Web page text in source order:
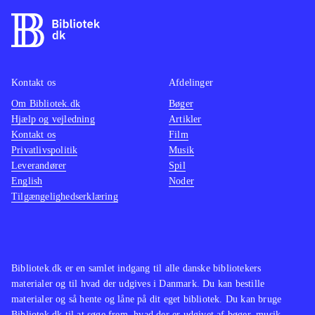
udfordringer i spillet som de kan
vokse med, efterhånden som de får
Spil-idéen er unik, og jeg synes ikke
det giver mening at sammenligne
med andre spil på konsollen.
Bibliotek.dk er en samlet indgang til alle danske bibliotekers
materialer og til hvad der udgives i Danmark. Du kan bestille
materialer og så hente og låne på dit eget bibliotek. Du kan bruge
Kontakt os
Om Bibliotek.dk
Hjælp og vejledning
Kontakt os
Privatlivspolitik
Leverandører
English
Tilgængelighedserklæring
Afdelinger
Bøger
Artikler
Film
Musik
Spil
Noder